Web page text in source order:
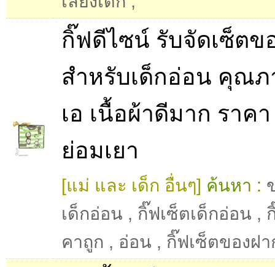
กิ๊ฟดีไซน์ รับจัดเซ็ตข
สำหรับเด็กอ่อน คุณภ
เอ เนื้อผ้าดีมาก ราคา
ย่อมเยา
[แม่ และ เด็ก อื่นๆ] ค้นหา :
เด็กอ่อน , กิ๊ฟเซ็ตเด็กอ่อน ,
คาถูก , อ่อน , กิ๊ฟเซ็ตของฝา